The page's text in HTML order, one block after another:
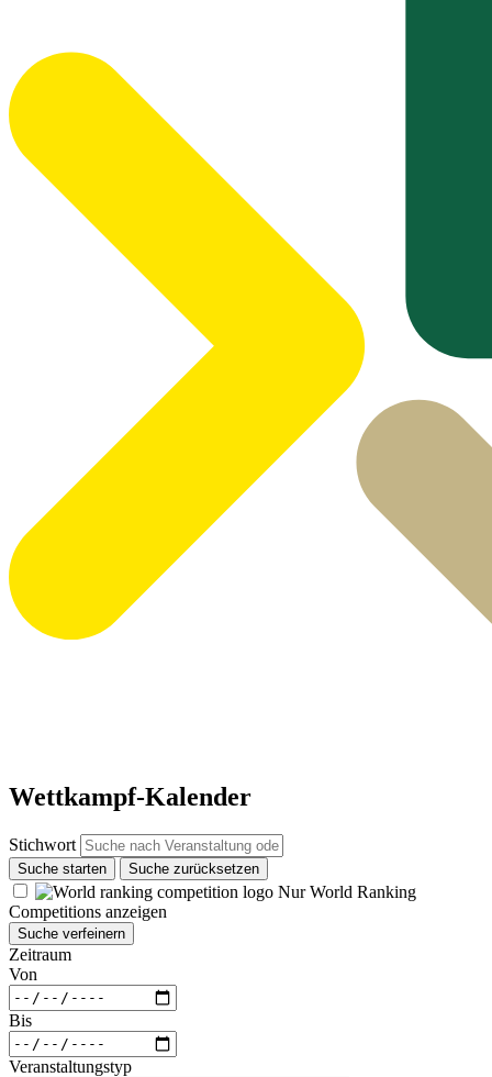
Wettkampf-Kalender
Stichwort
Suche starten Suche zurücksetzen
Nur World Ranking
Competitions anzeigen
Suche verfeinern
Zeitraum
Von
Bis
Veranstaltungstyp